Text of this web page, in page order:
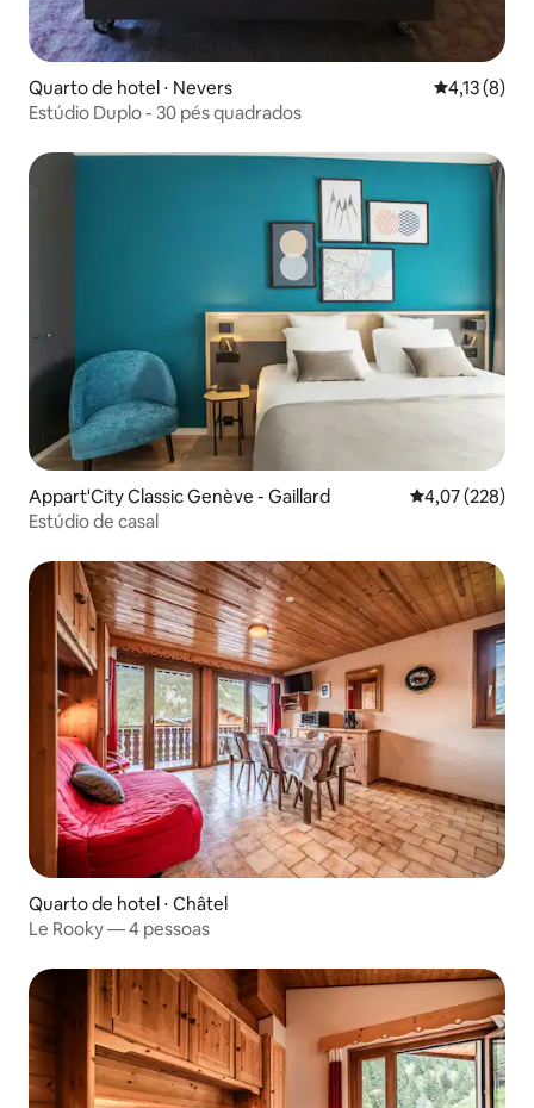
Quarto de hotel ⋅ Nevers 4,13 de
4,13 (8)
Estúdio Duplo - 30 pés quadrados
Appart'City Classic Genève - Gaillard 4,07 de uma
4,07 (228)
Estúdio de casal
Quarto de hotel ⋅ Châtel
Le Rooky — 4 pessoas